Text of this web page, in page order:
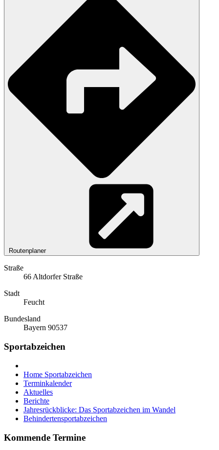
Routenplaner
Straße
66 Altdorfer Straße
Stadt
Feucht
Bundesland
Bayern 90537
Sportabzeichen
Home Sportabzeichen
Terminkalender
Aktuelles
Berichte
Jahresrückblicke: Das Sportabzeichen im Wandel
Behindertensportabzeichen
Kommende Termine